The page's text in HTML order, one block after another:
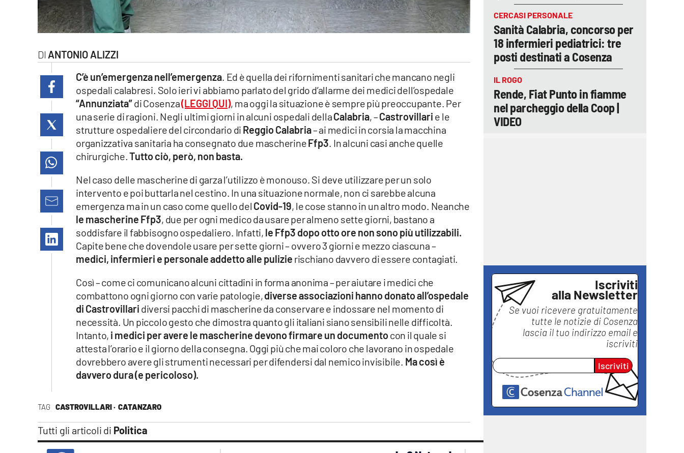
lacitymag.it
cosenzachannel.it
catanzarochannel.it
lacapitalenews.it
Vai
ANTONIO ALIZZI
TAG CASTROVILLARI · CATANZARO
Tutti gli articoli di Politica
C’è un’emergenza nell’emergenza. Ed è quella dei rifornimenti sanitari che mancano negli
ospedali calabresi. Solo ieri vi abbiamo parlato del grido d’allarme dei medici dell’ospedale
“Annunziata”di Cosenza(LEGGI QUI), ma oggi la situazione è sempre più preoccupante. Per
una serie di ragioni. Negli ultimi giorni in alcuni ospedali dellaCalabria, –Castrovillari e le
strutture ospedaliere del circondario di Reggio Calabria– ai medici in corsia la macchina
organizzativa sanitaria ha consegnato due mascherineFfp3. In alcuni casi anche quelle
chirurgiche.Tutto ciò, però, non basta.
Nel caso delle mascherine di garza l’utilizzo è monouso. Si deve utilizzare per un solo
intervento e poi buttarla nel cestino. In una situazione normale, non ci sarebbe alcuna
emergenza ma in un caso come quello del Covid-19, le cose stanno in un altro modo. Neanche
le mascherine Ffp3, due per ogni medico da usare per almeno sette giorni, bastano a
soddisfare il fabbisogno ospedaliero. Infatti, le Ffp3 dopo otto ore non sono più utilizzabili.
Capite bene che dovendole usare per sette giorni – ovvero 3 giorni e mezzo ciascuna –
medici, infermieri e personale addetto alle pulizie rischiano davvero di essere contagiati.
Così – come ci comunicano alcuni cittadini in forma anonima – per aiutare i medici che
combattono ogni giorno con varie patologie,diverse associazioni hanno donato all’ospedale
di Castrovillari diversi pacchi di mascherine da conservare e indossare nel momento di
necessità. Un piccolo gesto che dimostra quanto gli italiani siano sensibili nelle difficoltà.
Intanto, i medici per avere le mascherine devono firmare un documentocon il quale si
attesta l’orario e il giorno della consegna. Oggi più che mai coloro che lavorano in ospedale
dovrebbero avere gli strumenti necessari per difendersi dal nemico invisibile. Ma così è
davvero dura (e pericoloso).
CERCASI PERSONALE
Sanità Calabria, concorso per
18 infermieri pediatrici: tre
posti destinati a Cosenza
IL ROGO
Rende, Fiat Punto in fiamme
nel parcheggio della Coop |
VIDEO
Iscriviti
alla Newsletter
Se vuoi ricevere gratuitamente
tutte le notizie di Cosenza
lascia il tuo indirizzo email e
iscriviti
Iscriviti